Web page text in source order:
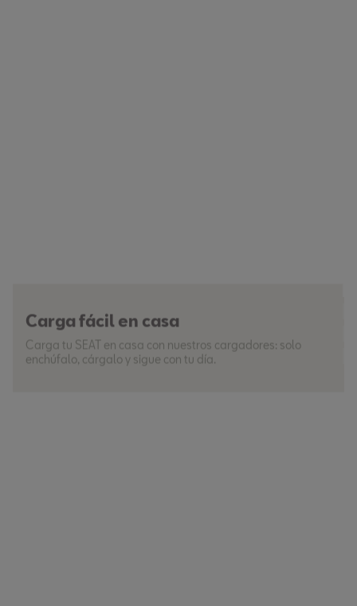
Carga fácil en casa
Carga tu SEAT en casa con nuestros cargadores: solo
enchúfalo, cárgalo y sigue con tu día.